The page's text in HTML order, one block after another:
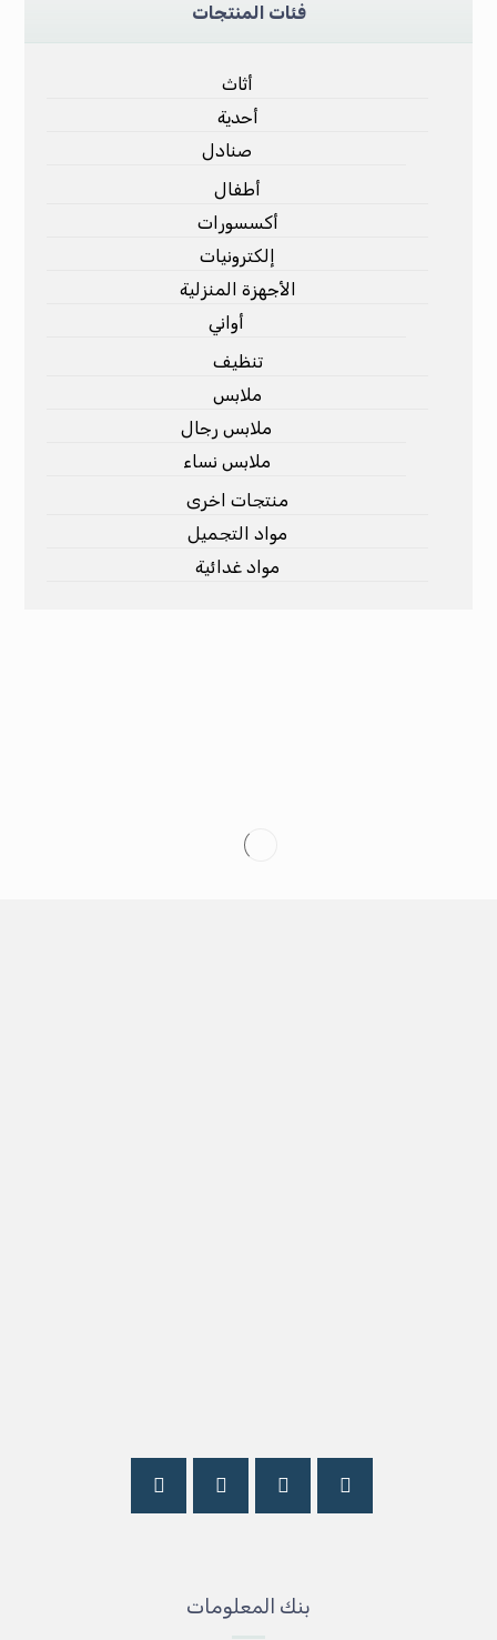
فئات المنتجات
أثاث
أحدية
صنادل
أطفال
أكسسورات
إلكترونيات
الأجهزة المنزلية
أواني
تنظيف
ملابس
ملابس رجال
ملابس نساء
منتجات اخرى
مواد التجميل
مواد غدائية
بنك المعلومات